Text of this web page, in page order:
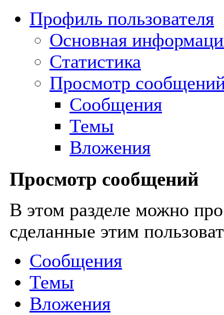
Профиль пользователя
Основная
Статистика
Просмотр
Сообщения
Темы
Вложения
Просмотр сообщений
В этом разделе можно
сделанные этим
Сообщения
Темы
Вложения